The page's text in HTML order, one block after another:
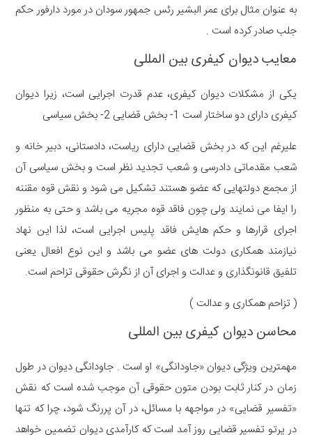
به عنوان مثال برای عمر البشیر رئس جمهور سودان در مورد دارفور حکم
جلب صادر کرده است .
معایب دیوان کیفری بین المللی
یکی از مشکلات دیوان کیفری، عدم قدرت اجرایی است، زیرا دیوان
کیفری دارای دو ساختار است 1- بخش قضایی 2- بخش سیاسی
علیرغم این که در بخش قضایی دارای ریاست، دادستانی، دبیر خانه و
شعب مقدماتی دادرسی و شعب تجدید نظر است و بخش سیاسی آن
از مجمع دولتهایی که عضو هستند تشکیل می شود و نقش قوه مقننه
را ایفا می نمایند ولی چون فاقد قوه مجریه می باشد و حتی به منظور
اجرای قرارها و حکم هایش فاقد پلیس اجرایی است، لذا این نهاد
نیازمند همکاری دولت های عضو می باشد و این نوع افعال یعنی
تلفیق قانونگذاری و عدالت و اجرای آن از نگرش حقوقی تزاحم است.
( تزاحم همکاری و عدالت )
محاسن دیوان کیفری بین المللی
مهمترین ویژگی دیوان «جاودانگی» او است . جاودانگی دیوان در طول
زمان در کنار ثابت بودن متون حقوقی آن موجب شده است که نقش
«تفسیر قضایی» در مواجهه با مسائل، در آن پررنگ شود، چرا که تنها
در پرتو تفسیر قضایی روز آمد است که کارآمدی دیوان تضمین خواهد